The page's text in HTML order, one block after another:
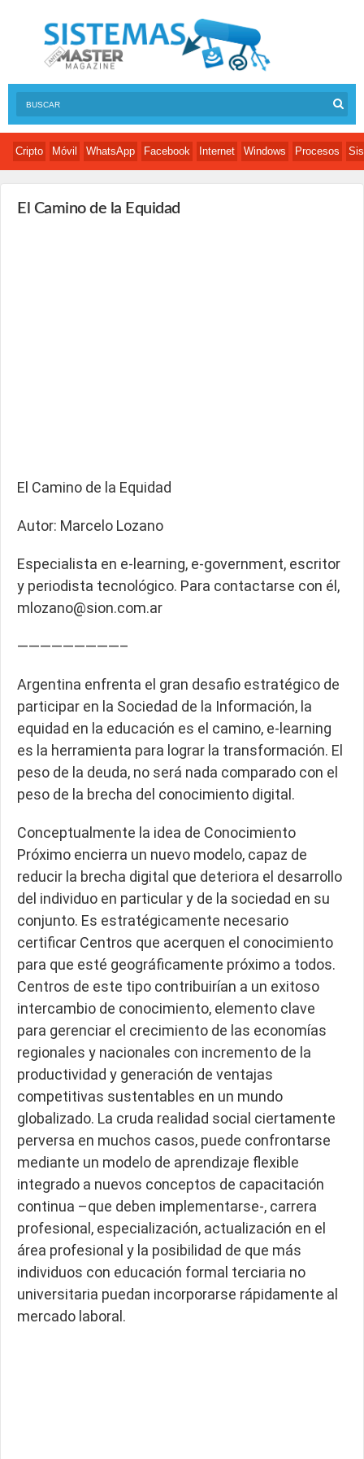
Cripto Móvil WhatsApp Facebook Internet Windows Procesos
El Camino de la Equidad
El Camino de la Equidad
Autor: Marcelo Lozano
Especialista en e-learning, e-government, escritor
y periodista tecnológico. Para contactarse con él,
mlozano@sion.com.ar
—————————–
Argentina enfrenta el gran desafio estratégico de
participar en la Sociedad de la Información, la
equidad en la educación es el camino, e-learning
es la herramienta para lograr la transformación. El
peso de la deuda, no será nada comparado con el
peso de la brecha del conocimiento digital.
Conceptualmente la idea de Conocimiento
Próximo encierra un nuevo modelo, capaz de
reducir la brecha digital que deteriora el desarrollo
del individuo en particular y de la sociedad en su
conjunto. Es estratégicamente necesario
certificar Centros que acerquen el conocimiento
para que esté geográficamente próximo a todos.
Centros de este tipo contribuirían a un exitoso
intercambio de conocimiento, elemento clave
para gerenciar el crecimiento de las economías
regionales y nacionales con incremento de la
productividad y generación de ventajas
competitivas sustentables en un mundo
globalizado. La cruda realidad social ciertamente
perversa en muchos casos, puede confrontarse
mediante un modelo de aprendizaje flexible
integrado a nuevos conceptos de capacitación
continua –que deben implementarse-, carrera
profesional, especialización, actualización en el
área profesional y la posibilidad de que más
individuos con educación formal terciaria no
universitaria puedan incorporarse rápidamente al
mercado laboral.